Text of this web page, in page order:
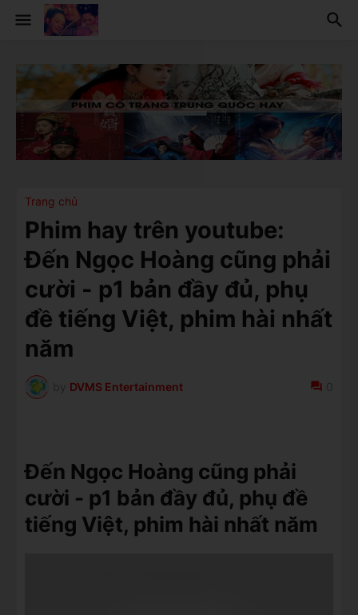
Trang chủ
Phim hay trên youtube:
Đến Ngọc Hoàng cũng phải
cười - p1 bản đầy đủ, phụ
đề tiếng Việt, phim hài nhất
năm
DVMS Entertainment
Đến Ngọc Hoàng cũng phải
cười - p1 bản đầy đủ, phụ đề
tiếng Việt, phim hài nhất năm